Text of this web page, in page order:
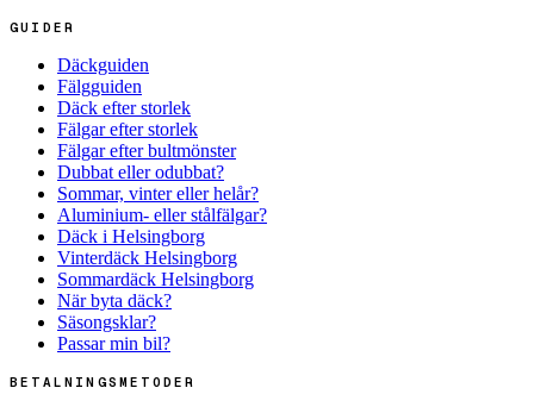
GUIDER
Däckguiden
Fälgguiden
Däck efter storlek
Fälgar efter storlek
Fälgar efter bultmönster
Dubbat eller odubbat?
Sommar, vinter eller helår?
Aluminium- eller stålfälgar?
Däck i Helsingborg
Vinterdäck Helsingborg
Sommardäck Helsingborg
När byta däck?
Säsongsklar?
Passar min bil?
BETALNINGSMETODER